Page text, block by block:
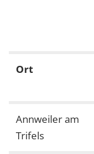
Ort
Annweiler am
Trifels